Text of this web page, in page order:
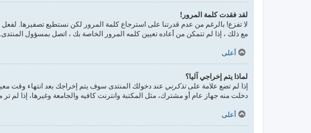
لقد فقدت كلمة المرور!
لا تفزع! بالرغم من عدم قدرتنا على استرجاع كلمة المرور لكن نستطيع تصفيرها.
مع ذلك ، إذا لم تتمكن من أعاده تعيين كلمه المرور الخاصة بك ، اتصل بمسؤول المنتدى.
أعلى
لماذا يتم إخراجي آليا؟
إذا لم تضع علامة علىتذكرني عند دخولك المنتدى سوف يتم إخراجك بعد انتهاء
دخلت منه جهاز عام أو مشترك، مثل المكتبة وانترنت كافيه والجامعة وغيرها، إذا لم
أعلى